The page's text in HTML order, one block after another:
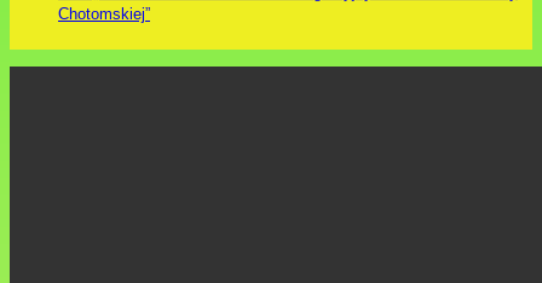
Chotomskiej”